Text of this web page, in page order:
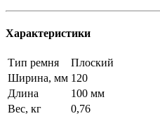
Характеристики
Тип ремня
Плоский
Ширина, мм 120
Длина
100 мм
Вес, кг
0,76